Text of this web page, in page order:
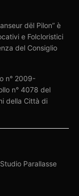
dël Pilon” è
e Folcloristici
del Consiglio
n° 2009-
n° 4078 del
della Città di
Parallasse